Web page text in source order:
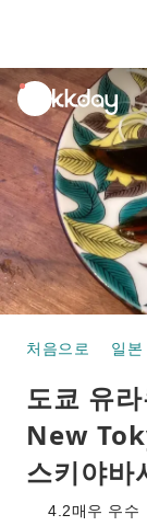
unread
notifications
처음으로 일본
도쿄 유
New
스키야
4.2매우 우수